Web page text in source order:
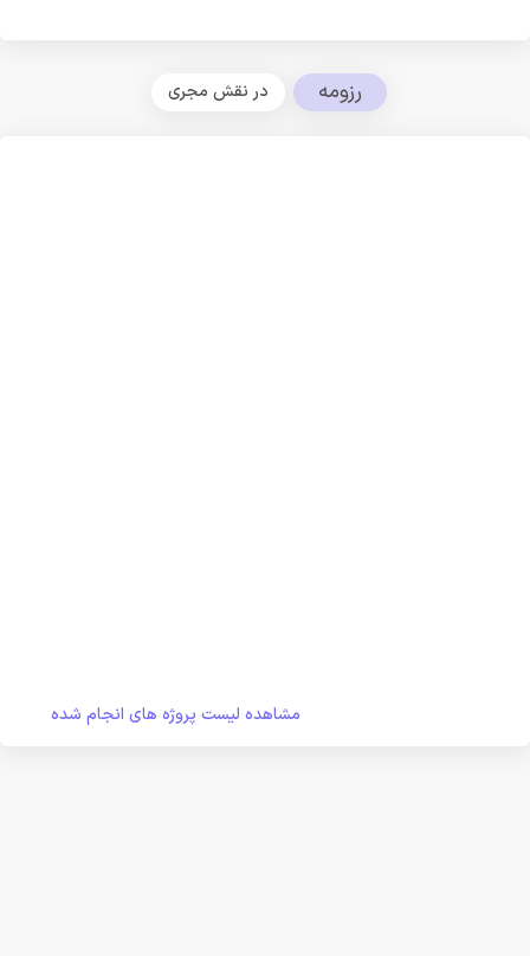
رزومه در نقش مجری
مشاهده لیست پروژه های انجام شده